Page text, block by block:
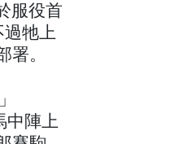
服役首
過牠上
署。
中陣上